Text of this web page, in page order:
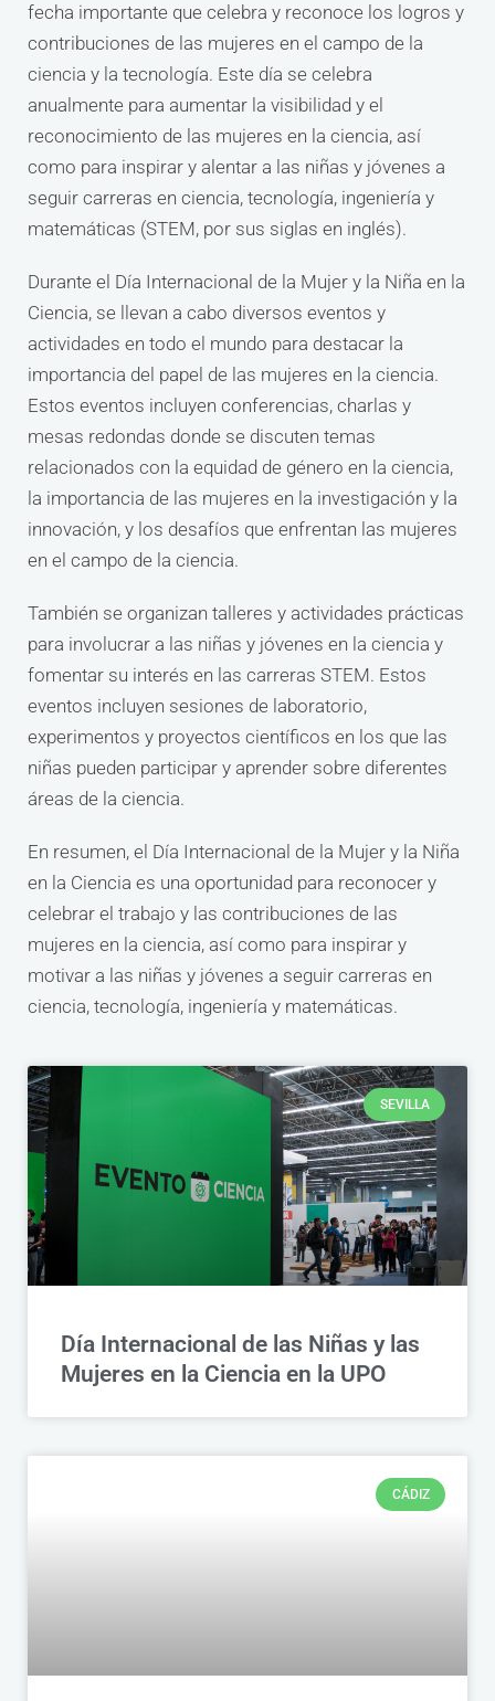
fecha importante que celebra y reconoce los logros y
contribuciones de las mujeres en el campo de la
ciencia y la tecnología. Este día se celebra
anualmente para aumentar la visibilidad y el
reconocimiento de las mujeres en la ciencia, así
como para inspirar y alentar a las niñas y jóvenes a
seguir carreras en ciencia, tecnología, ingeniería y
matemáticas (STEM, por sus siglas en inglés).
Durante el Día Internacional de la Mujer y la Niña en la
Ciencia, se llevan a cabo diversos eventos y
actividades en todo el mundo para destacar la
importancia del papel de las mujeres en la ciencia.
Estos eventos incluyen conferencias, charlas y
mesas redondas donde se discuten temas
relacionados con la equidad de género en la ciencia,
la importancia de las mujeres en la investigación y la
innovación, y los desafíos que enfrentan las mujeres
en el campo de la ciencia.
También se organizan talleres y actividades prácticas
para involucrar a las niñas y jóvenes en la ciencia y
fomentar su interés en las carreras STEM. Estos
eventos incluyen sesiones de laboratorio,
experimentos y proyectos científicos en los que las
niñas pueden participar y aprender sobre diferentes
áreas de la ciencia.
En resumen, el Día Internacional de la Mujer y la Niña
en la Ciencia es una oportunidad para reconocer y
celebrar el trabajo y las contribuciones de las
mujeres en la ciencia, así como para inspirar y
motivar a las niñas y jóvenes a seguir carreras en
ciencia, tecnología, ingeniería y matemáticas.
SEVILLA
Día Internacional de las Niñas y las
Mujeres en la Ciencia en la UPO
CÁDIZ